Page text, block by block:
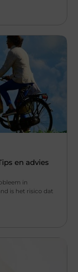
en advies
in
is het risico dat